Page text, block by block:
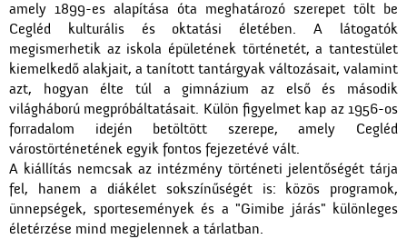
amely 1899-es alapítása óta meghatározó szerepet tölt be
Cegléd kulturális és oktatási életében. A látogatók
megismerhetik az iskola épületének történetét, a tantestület
kiemelkedő alakjait, a tanított tantárgyak változásait, valamint
azt, hogyan élte túl a gimnázium az első és második
világháború megpróbáltatásait. Külön figyelmet kap az 1956-os
forradalom idején betöltött szerepe, amely Cegléd
várostörténetének egyik fontos fejezetévé vált.
A kiállítás nemcsak az intézmény történeti jelentőségét tárja
fel, hanem a diákélet sokszínűségét is: közös programok,
ünnepségek, sportesemények és a "Gimibe járás" különleges
életérzése mind megjelennek a tárlatban.